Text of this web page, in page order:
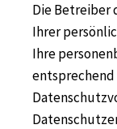
Die Betreiber
Ihrer
Ihre